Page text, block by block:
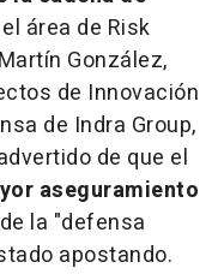
área de Risk
González,
de Innovación
de Indra Group,
de que el
aseguramiento
la "defensa
apostando.